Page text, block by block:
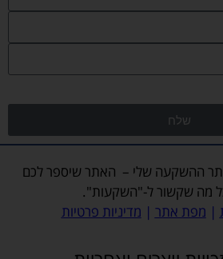
שלח
ההשקעה שלי – האתר שיספר לכם
מה שקשור ל-"השקעות".
| מפת אתר | מדיניות פרטיות